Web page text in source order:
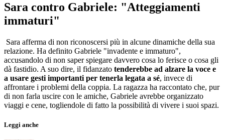
Sara contro Gabriele: "Atteggiamenti
immaturi"
Sara afferma di non riconoscersi più in alcune dinamiche della sua
relazione. Ha definito Gabriele "invadente e immaturo",
accusandolo di non saper spiegare davvero cosa lo ferisce o cosa gli
dà fastidio. A suo dire, il fidanzato tenderebbe ad alzare la voce e
a usare gesti importanti per tenerla legata a sé, invece di
affrontare i problemi della coppia. La ragazza ha raccontato che, pur
di non farla uscire con le amiche, Gabriele avrebbe organizzato
viaggi e cene, togliendole di fatto la possibilità di vivere i suoi spazi.
Leggi anche